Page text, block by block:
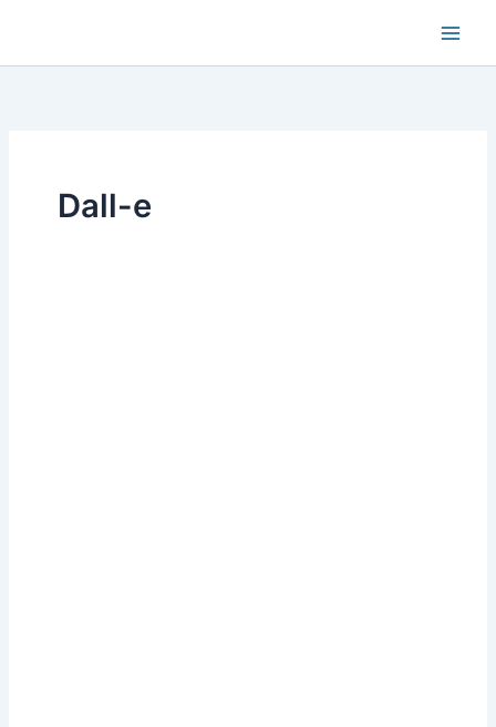
contenu
Dall-e